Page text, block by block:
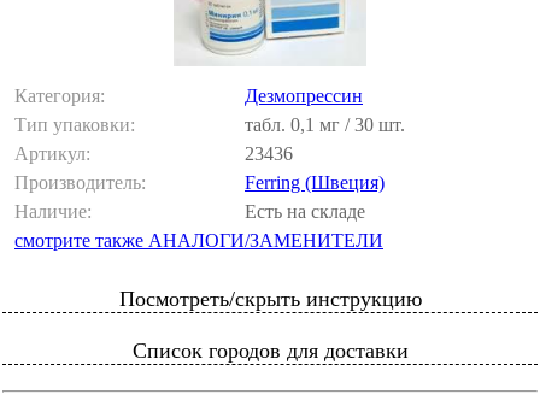
Категория:
Дезмопрессин
Тип упаковки:
табл. 0,1 мг / 30 шт.
Артикул:
23436
Производитель:
Ferring (Швеция)
Наличие:
Есть на складе
смотрите также АНАЛОГИ/ЗАМЕНИТЕЛИ
Посмотреть/скрыть инструкцию
Список городов для доставки